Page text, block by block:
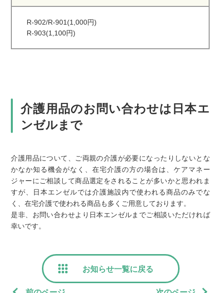
R-902/R-901(1,000円)
R-903(1,100円)
介護用品のお問い合わせは日本エ
ンゼルまで
介護用品について、ご両親の介護が必要になったりしないとな
かなか知る機会がなく、在宅介護の方の場合は、ケアマネー
ジャーにご相談して商品選定をされることが多いかと思われま
すが、日本エンゼルでは介護施設内で使われる商品のみでな
く、在宅介護で使われる商品も多くご用意しております。
是非、お問い合わせより日本エンゼルまでご相談いただければ
幸いです。
お知らせ一覧に戻る